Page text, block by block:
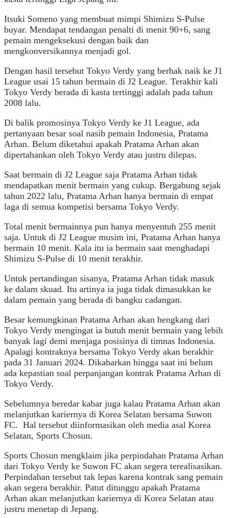
Itsuki Someno yang membuat mimpi Shimizu S-Pulse
buyar. Mendapat tendangan penalti di menit 90+6, sang
pemain mengeksekusi dengan baik dan
mengkonversikannya menjadi gol.
Dengan hasil tersebut Tokyo Verdy yang berhak naik ke J1
League usai 15 tahun bermain di J2 League. Terakhir kali
Tokyo Verdy berada di kasta tertinggi adalah pada tahun
2008 lalu.
Di balik promosinya Tokyo Verdy ke J1 League, ada
pertanyaan besar soal nasib pemain Indonesia, Pratama
Arhan. Belum diketahui apakah Pratama Arhan akan
dipertahankan oleh Tokyo Verdy atau justru dilepas.
Saat bermain di J2 League saja Pratama Arhan tidak
mendapatkan menit bermain yang cukup. Bergabung sejak
tahun 2022 lalu, Pratama Arhan hanya bermain di empat
laga di semua kompetisi bersama Tokyo Verdy.
Total menit bermainnya pun hanya menyentuh 255 menit
saja. Untuk di J2 League musim ini, Pratama Arhan hanya
bermain 10 menit. Kala itu ia bermain saat menghadapi
Shimizu S-Pulse di 10 menit terakhir.
Untuk pertandingan sisanya, Pratama Arhan tidak masuk
ke dalam skuad. Itu artinya ia juga tidak dimasukkan ke
dalam pemain yang berada di bangku cadangan.
Besar kemungkinan Pratama Arhan akan hengkang dari
Tokyo Verdy mengingat ia butuh menit bermain yang lebih
banyak lagi demi menjaga posisinya di timnas Indonesia.
Apalagi kontraknya bersama Tokyo Verdy akan berakhir
pada 31 Januari 2024. Dikabarkan hingga saat ini belum
ada kepastian soal perpanjangan kontrak Pratama Arhan di
Tokyo Verdy.
Sebelumnya beredar kabar juga kalau Pratama Arhan akan
melanjutkan kariernya di Korea Selatan bersama Suwon
FC. Hal tersebut diinformasikan oleh media asal Korea
Selatan, Sports Chosun.
Sports Chosun mengklaim jika perpindahan Pratama Arhan
dari Tokyo Verdy ke Suwon FC akan segera terealisasikan.
Perpindahan tersebut tak lepas karena kontrak sang pemain
akan segera berakhir. Patut ditunggu apakah Pratama
Arhan akan melanjutkan kariernya di Korea Selatan atau
justru menetap di Jepang.